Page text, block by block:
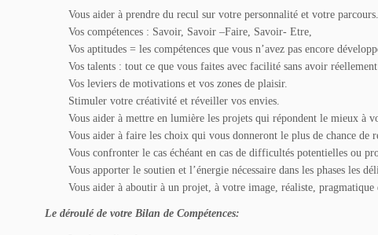
Vous aider à prendre du recul sur votre personnalité et votre
Vos compétences : Savoir, Savoir –Faire, Savoir- Etre,
Vos aptitudes = les compétences que vous n’avez pas encore
Vos talents : tout ce que vous faites avec facilité sans avoir
Vos leviers de motivations et vos zones de plaisir.
Stimuler votre créativité et réveiller vos envies.
Vous aider à mettre en lumière les projets qui répondent le mieux à
Vous aider à faire les choix qui vous donneront le plus de chance de
Vous confronter le cas échéant en cas de difficultés potentielles ou
Vous apporter le soutien et l’énergie nécessaire dans les phases les
Vous aider à aboutir à un projet, à votre image, réaliste, pragmatique
Le déroulé de votre Bilan de Compétences: